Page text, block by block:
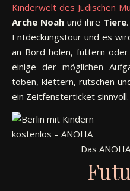
Kinderwelt des Jüdischen
Arche Noah und ihre Tiere
Entdeckungstour und es
an Bord holen, füttern
einige der möglichen
toben, klettern, rutschen
ein Zeitfensterticket sinnvoll.
Das